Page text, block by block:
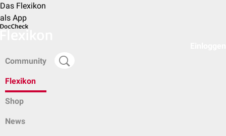
Das Flexikon
als App
Community
Flexikon
Shop
News